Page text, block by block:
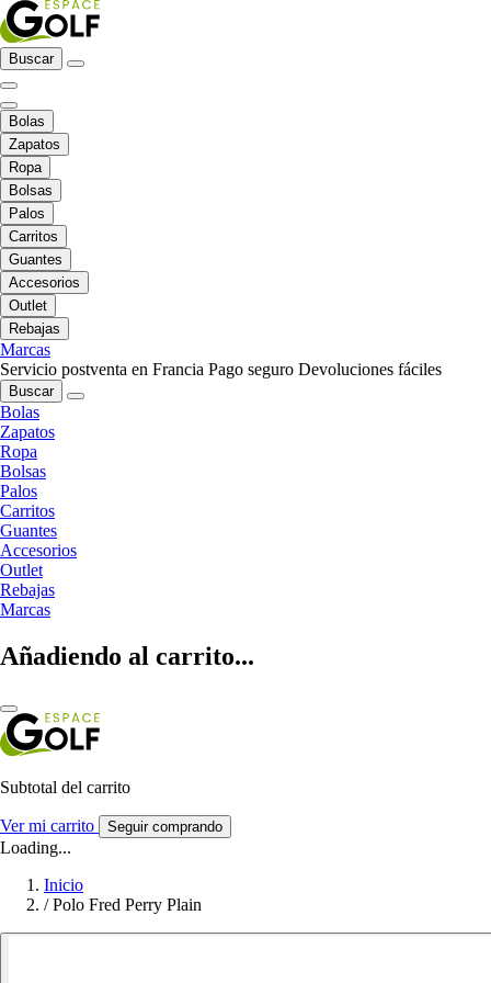
Buscar
Bolas
Zapatos
Ropa
Bolsas
Palos
Carritos
Guantes
Accesorios
Outlet
Rebajas
Marcas
Servicio postventa en Francia Pago seguro Devoluciones fáciles
Buscar
Bolas
Zapatos
Ropa
Bolsas
Palos
Carritos
Guantes
Accesorios
Outlet
Rebajas
Marcas
Añadiendo al carrito...
Subtotal del carrito
Ver mi carrito Seguir comprando
Loading...
Inicio
/ Polo Fred Perry Plain